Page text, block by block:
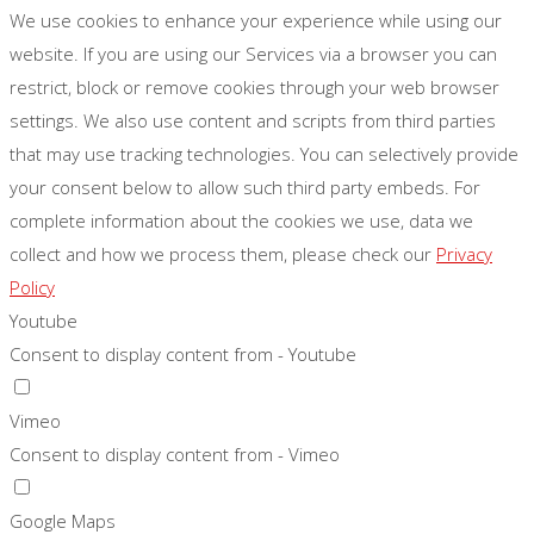
We use cookies to enhance your experience while using our
website. If you are using our Services via a browser you can
restrict, block or remove cookies through your web browser
settings. We also use content and scripts from third parties
that may use tracking technologies. You can selectively provide
your consent below to allow such third party embeds. For
complete information about the cookies we use, data we
collect and how we process them, please check our Privacy
Policy
Youtube
Consent to display content from - Youtube
Vimeo
Consent to display content from - Vimeo
Google Maps